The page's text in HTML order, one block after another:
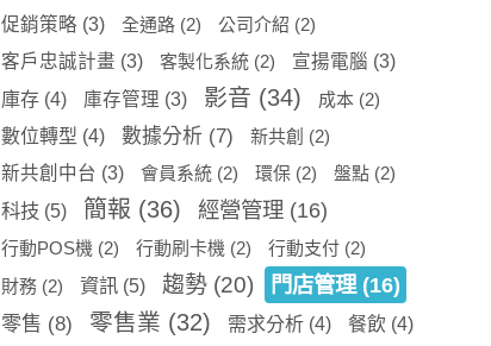
促銷策略 (3) 全通路 (2) 公司介紹 (2)
客戶忠誠計畫 (3) 客製化系統 (2) 宣揚電腦 (3)
庫存 (4) 庫存管理 (3) 影音 (34) 成本 (2)
數位轉型 (4) 數據分析 (7) 新共創 (2)
新共創中台 (3) 會員系統 (2) 環保 (2) 盤點 (2)
科技 (5) 簡報 (36) 經營管理 (16)
行動POS機 (2) 行動刷卡機 (2) 行動支付 (2)
財務 (2) 資訊 (5) 趨勢 (20) 門店管理 (16)
零售 (8) 零售業 (32) 需求分析 (4) 餐飲 (4)